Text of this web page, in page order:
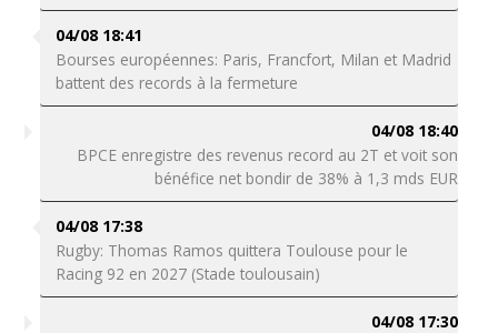
04/08 18:41
Bourses européennes: Paris, Francfort, Milan et Madrid
battent des records à la fermeture
04/08 18:40
BPCE enregistre des revenus record au 2T et voit son
bénéfice net bondir de 38% à 1,3 mds EUR
04/08 17:38
Rugby: Thomas Ramos quittera Toulouse pour le
Racing 92 en 2027 (Stade toulousain)
04/08 17:30